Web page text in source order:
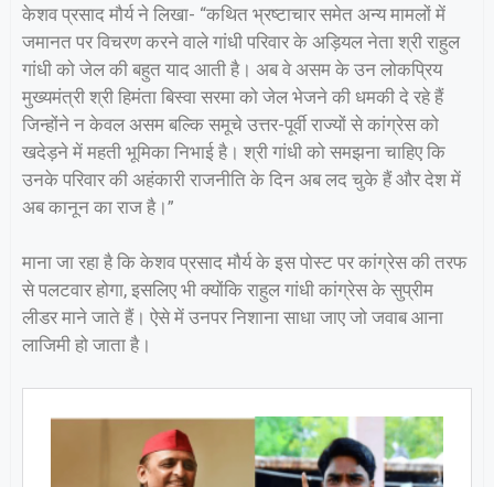
केशव प्रसाद मौर्य ने लिखा- “कथित भ्रष्टाचार समेत अन्य मामलों में
जमानत पर विचरण करने वाले गांधी परिवार के अड़ियल नेता श्री राहुल
गांधी को जेल की बहुत याद आती है। अब वे असम के उन लोकप्रिय
मुख्यमंत्री श्री हिमंता बिस्वा सरमा को जेल भेजने की धमकी दे रहे हैं
जिन्होंने न केवल असम बल्कि समूचे उत्तर-पूर्वी राज्यों से कांग्रेस को
खदेड़ने में महती भूमिका निभाई है। श्री गांधी को समझना चाहिए कि
उनके परिवार की अहंकारी राजनीति के दिन अब लद चुके हैं और देश में
अब कानून का राज है।”
माना जा रहा है कि केशव प्रसाद मौर्य के इस पोस्ट पर कांग्रेस की तरफ
से पलटवार होगा, इसलिए भी क्योंकि राहुल गांधी कांग्रेस के सुप्रीम
लीडर माने जाते हैं। ऐसे में उनपर निशाना साधा जाए जो जवाब आना
लाजिमी हो जाता है।